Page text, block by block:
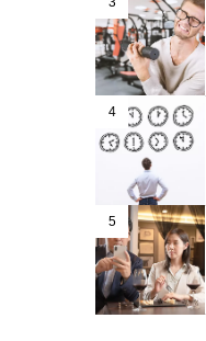
4
5